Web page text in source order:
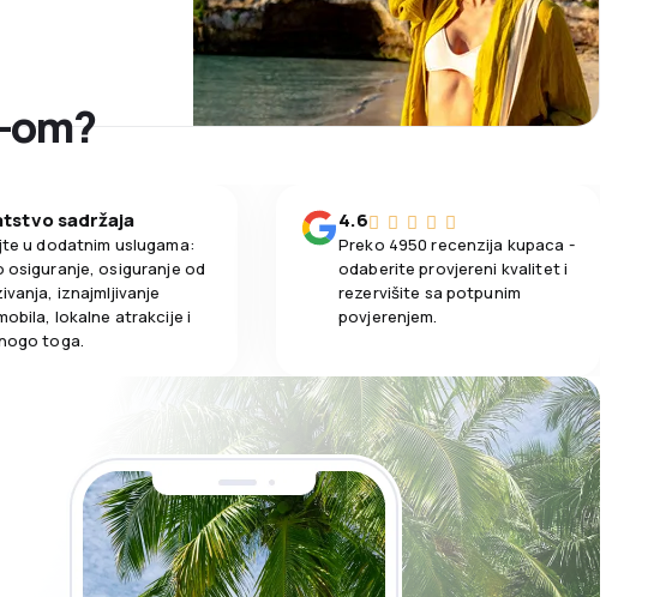
sadržaja
u dodatnim uslugama:
osiguranje, osiguranje od
iznajmljivanje
lokalne atrakcije i
toga.
4.6
Preko 4950 recenzija kupaca -
odaberite provjereni kvalitet i
rezervišite sa potpunim
povjerenjem.